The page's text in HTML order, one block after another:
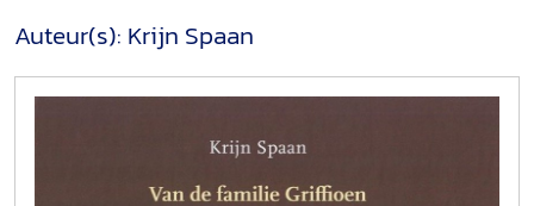
Auteur(s): Krijn Spaan